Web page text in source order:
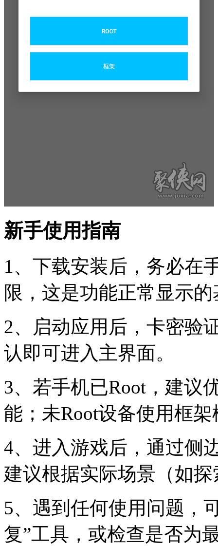
新手使用指南
1、下载安装后，务必在
限，这是功能正常显示
2、启动应用后，卡密验
认即可进入主界面。
3、若手机已Root，建议
能；未Root设备使用框
4、进入游戏后，通过侧
建议根据实际场景（如
5、遇到任何使用问题，
复”工具，或检查是否为